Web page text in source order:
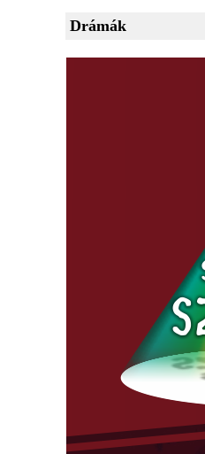
Drámák